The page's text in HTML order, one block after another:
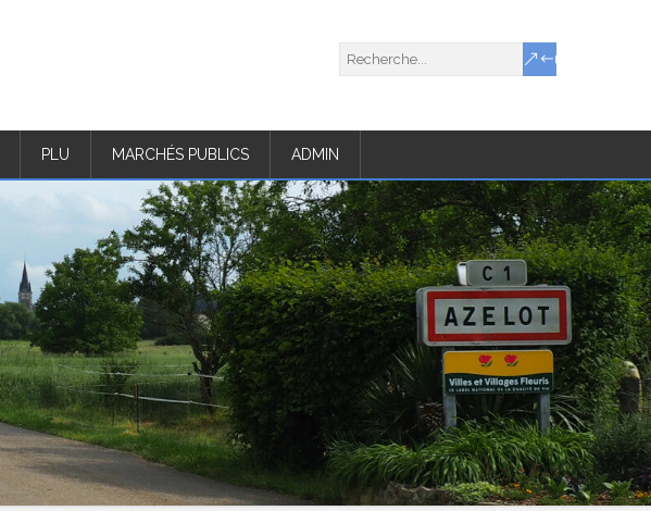
PLU MARCHÉS PUBLICS ADMIN